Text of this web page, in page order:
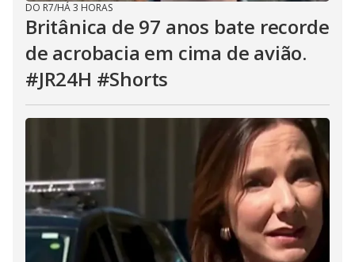
DO R7/HÁ 3 HORAS
Britânica de 97 anos bate recorde
de acrobacia em cima de avião.
#JR24H #Shorts